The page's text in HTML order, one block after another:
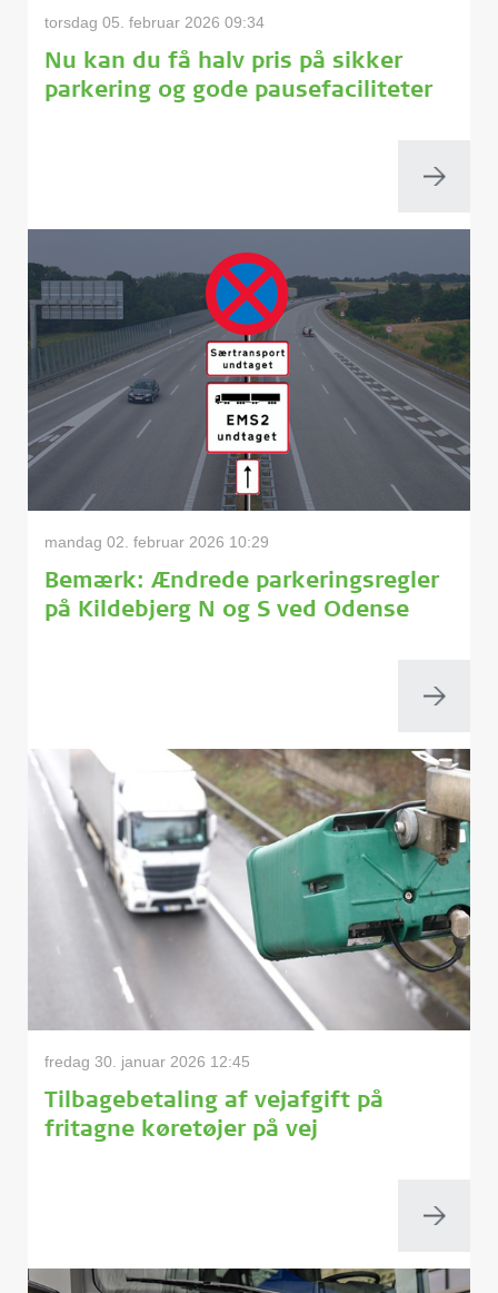
torsdag 05. februar 2026 09:34
Nu kan du få halv pris på sikker
parkering og gode pausefaciliteter
mandag 02. februar 2026 10:29
Bemærk: Ændrede parkeringsregler
på Kildebjerg N og S ved Odense
fredag 30. januar 2026 12:45
Tilbagebetaling af vejafgift på
fritagne køretøjer på vej